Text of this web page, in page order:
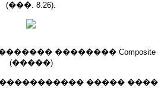
(���. 8.26).
�������� Composite
(�����)
����� ����